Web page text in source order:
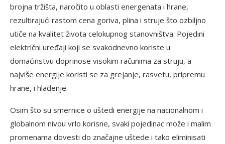
brojna tržišta, naročito u oblasti energenata i hrane,
rezultirajući rastom cena goriva, plina i struje što ozbiljno
utiče na kvalitet života celokupnog stanovništva. Pojedini
električni uređaji koji se svakodnevno koriste u
domaćinstvu doprinose visokim računima za struju, a
najviše energije koristi se za grejanje, rasvetu, pripremu
hrane, i hlađenje.
Osim što su smernice o uštedi energije na nacionalnom i
globalnom nivou vrlo korisne, svaki pojedinac može i malim
promenama dovesti do značajne uštede i tako eliminisati